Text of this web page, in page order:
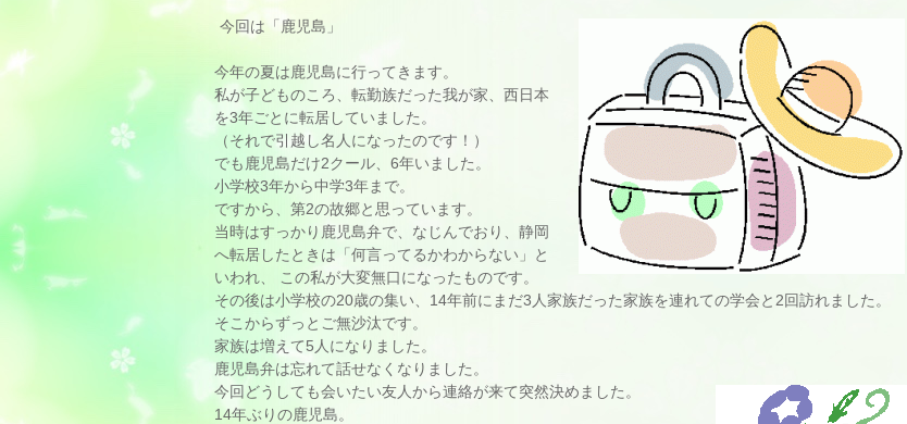
今回は「鹿児島」
今年の夏は鹿児島に行ってきます。
私が子どものころ、転勤族だった我が家、 西日本
を3年ごとに転居していました。
（それで引越し名人になったのです！）
でも鹿児島だけ2クール、6年いました。
小学校3年から中学3年まで。
ですから、第2の故郷と思っています。
当時はすっかり鹿児島弁で、なじんでおり、 静岡
へ転居したときは「何言ってるかわからない」と
いわれ、
この私が大変無口になったものです。
その後は小学校の20歳の集い、 14年前にまだ3人家族だった家族を連れての学会と2回訪れました。
そこからずっとご無沙汰です。
家族は増えて5人になりました。
鹿児島弁は忘れて話せなくなりました。
今回どうしても会いたい友人から連絡が来て突然決めました。
14年ぶりの鹿児島。